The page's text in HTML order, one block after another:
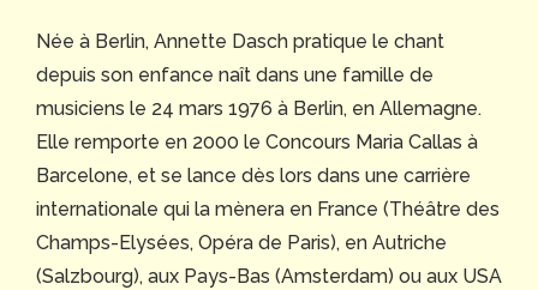
Née à Berlin, Annette Dasch pratique le chant
depuis son enfance naît dans une famille de
musiciens le 24 mars 1976 à Berlin, en Allemagne.
Elle remporte en 2000 le Concours Maria Callas à
Barcelone, et se lance dès lors dans une carrière
internationale qui la mènera en France (Théâtre des
Champs-Elysées, Opéra de Paris), en Autriche
(Salzbourg), aux Pays-Bas (Amsterdam) ou aux USA